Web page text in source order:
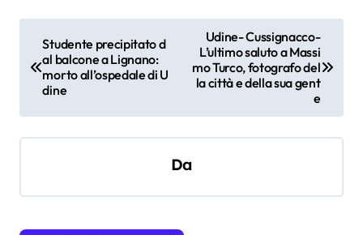
i
g
z
Studente precipitato d
al balcone a Lignano:
morto all’ospedale di U
dine
Udine- Cussignacco-
L’ultimo saluto a Massi
mo Turco, fotografo del
la città e della sua gent
e
Da